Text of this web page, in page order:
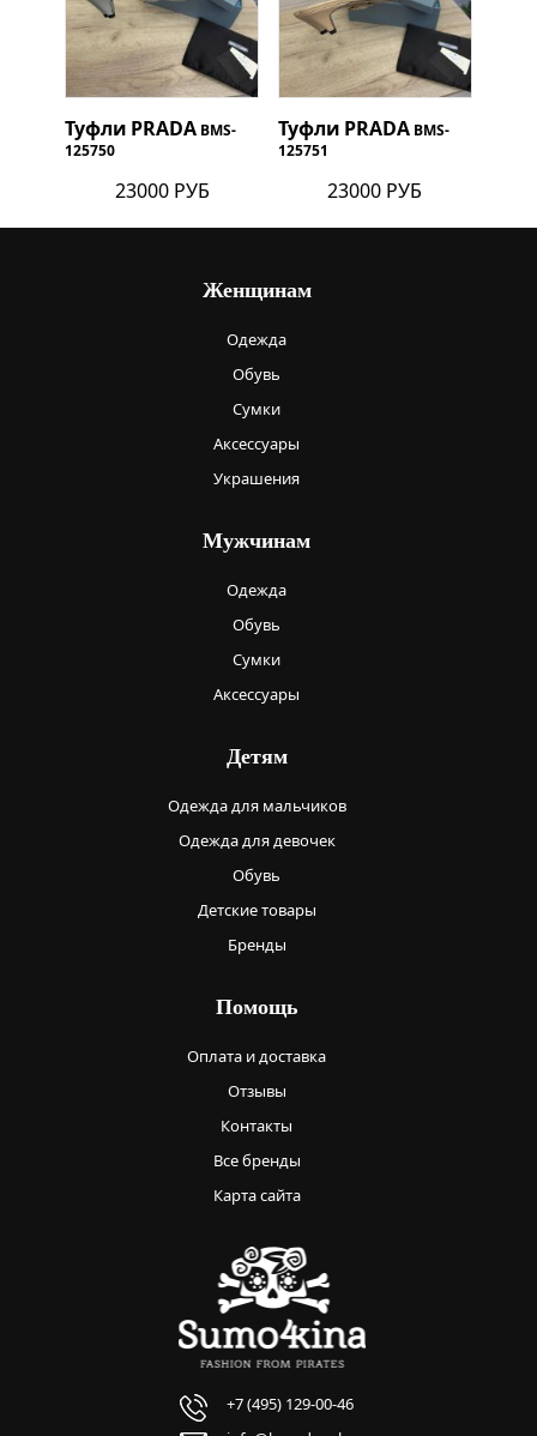
Туфли PRADA BMS-
125750
23000 РУБ
Туфли PRADA BMS-
125751
23000 РУБ
Женщинам
Одежда
Обувь
Сумки
Аксессуары
Украшения
Мужчинам
Одежда
Обувь
Сумки
Аксессуары
Детям
Одежда для мальчиков
Одежда для девочек
Обувь
Детские товары
Бренды
Помощь
Оплата и доставка
Отзывы
Контакты
Все бренды
Карта сайта
+7 (495) 129-00-46